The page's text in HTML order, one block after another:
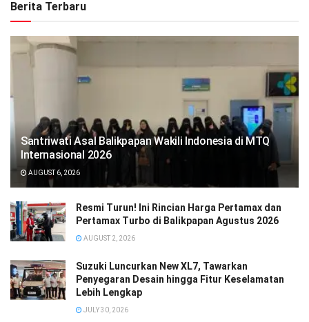
Berita Terbaru
Santriwati Asal Balikpapan Wakili Indonesia di MTQ
Internasional 2026
AUGUST 6, 2026
Resmi Turun! Ini Rincian Harga Pertamax dan
Pertamax Turbo di Balikpapan Agustus 2026
AUGUST 2, 2026
Suzuki Luncurkan New XL7, Tawarkan
Penyegaran Desain hingga Fitur Keselamatan
Lebih Lengkap
JULY 30, 2026